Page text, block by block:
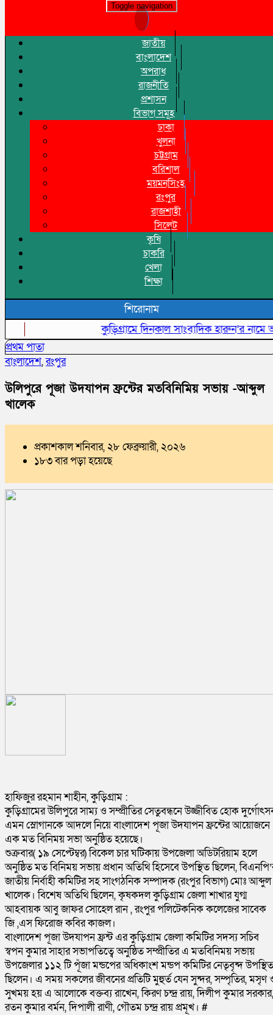
Toggle navigation
জাতীয়
বাংলাদেশ
অপরাধ
রাজনীতি
প্রশাসন
বিভাগ সমূহ
ঢাকা
খুলনা
চট্টগ্রাম
বরিশাল
ময়মনসিংহ
রংপুর
রাজশাহী
সিলেট
কৃষি
চাকরি
খেলা
শিক্ষা
শিরোনাম
কুড়িগ্রামে দিনকাল সাংবাদিক হারুন’র নামে
প্রথম পাতা
বাংলাদেশ,রংপুর
উলিপুরে পূজা উদযাপন ফ্রন্টের মতবিনিমিয় সভায় -আব্দুল
খালেক
প্রকাশকাল শনিবার, ২৮ ফেব্রুয়ারী, ২০২৬
১৮৩ বার পড়া হয়েছে
হাফিজুর রহমান শাহীন, কুড়িগ্রাম :
কুড়িগ্রামের উলিপুরে সাম্য ও সম্প্রীতির সেতুবন্ধনে উজ্জীবিত হোক
এমন স্লোগানকে আদলে নিয়ে বাংলাদেশ পূজা উদযাপন ফ্রন্টের আয়োজনে
এক মত বিনিময় সভা অনুষ্ঠিত হয়েছে।
শুক্রবার( ১৯ সেপ্টেম্বর) বিকেল চার ঘটিকায় উপজেলা অডিটরিয়াম হলে
অনুষ্ঠিত মত বিনিময় সভায় প্রধান অতিথি হিসেবে উপস্থিত ছিলেন,
জাতীয় নির্বাহী কমিটির সহ সাংগঠনিক সম্পাদক (রংপুর বিভাগ) মোঃ আব্দুল
খালেক। বিশেষ অতিথি ছিলেন, কৃষকদল কুড়িগ্রাম জেলা শাখার যুগ্ম
আহবায়ক আবু জাফর সোহেল রান , রংপুর পলিটেকনিক কলেজের সাবেক
জি ,এস ফিরোজ কবির কাজল।
বাংলাদেশ পূজা উদযাপন ফ্রন্ট এর কুড়িগ্রাম জেলা কমিটির সদস্য সচিব
স্বপন কুমার সাহার সভাপতিত্বে অনুষ্ঠিত সম্প্রীতির এ মতবিনিময় সভায়
উপজেলার ১১২ টি পূঁজা মন্ডপের অধিকাংশ মন্ডপ কমিটির নেতৃবৃন্দ উপস্থিত
ছিলেন। এ সময় সকলের জীবনের প্রতিটি মুহুর্ত যেন সুন্দর, সম্পৃতির, মসৃণ
সুখময় হয় এ আলোকে বক্তব্য রাখেন, কিরণ চন্দ্র রায়, দিলীপ কুমার সরকার,
রতন কুমার বর্মন, দিপালী রাণী, গৌতম চন্দ্র রায় প্রমূখ। #